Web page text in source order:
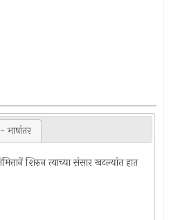
शिरुन त्याच्या संसार खटल्यांत हात